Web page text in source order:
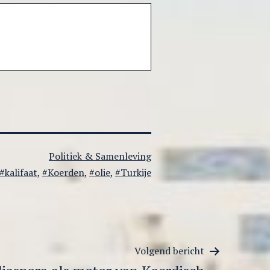
Gecategoriseerd
als
Politiek & Samenleving
kalifaat, Koerden, olie, Turkije
Volgend bericht